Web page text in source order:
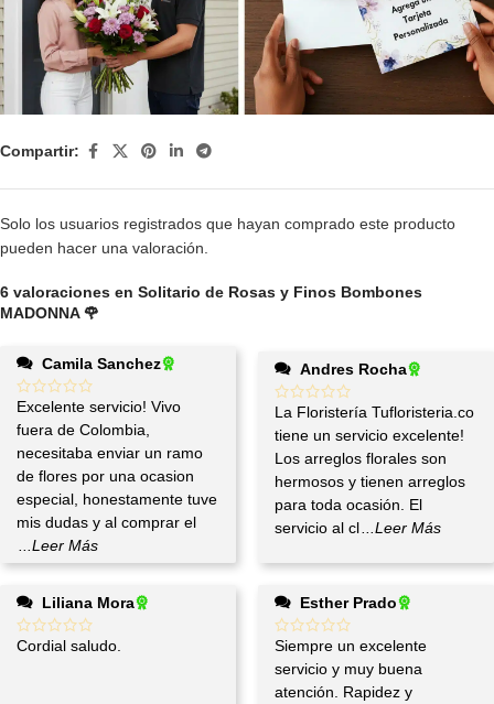
Compartir:
6 valoraciones en Solitario de Rosas y Finos Bombones
MADONNA 🌹
Camila Sanchez
Excelente servicio! Vivo
fuera de Colombia,
necesitaba enviar un ramo
de flores por una ocasion
especial, honestamente tuve
mis dudas y al comprar el
...Leer Más
Andres Rocha
La Floristería Tufloristeria.co
tiene un servicio excelente!
Los arreglos florales son
hermosos y tienen arreglos
para toda ocasión. El
servicio al cl
...Leer Más
Liliana Mora
Cordial saludo.
Esther Prado
Siempre un excelente
servicio y muy buena
atención. Rapidez y
Solo los usuarios registrados que hayan comprado este producto
pueden hacer una valoración.